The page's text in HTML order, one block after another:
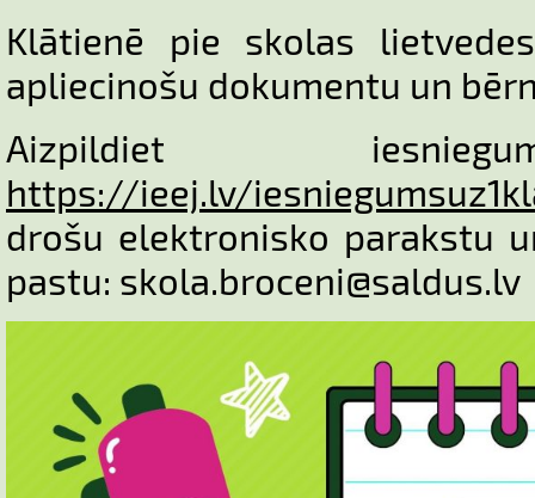
Klātienē pie skolas
apliecinošu dokumentu un
Aizpildiet
https://ieej.lv/
drošu elektronisko parakstu
pastu: skola.broceni@saldus.lv